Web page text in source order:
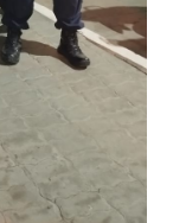
no decorrer da